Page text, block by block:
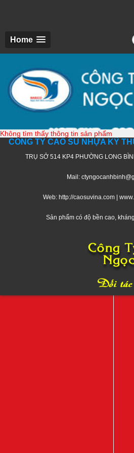
Home
Không tìm thấy thông tin sản phẩm
CÔNG TY CAO SU NHỰA KỸ
TRỤ SỞ 514 KP4 PHƯỜNG LONG
Mail:
Web: http://caosuvina.com |
Sản phẩm có độ bền cao,